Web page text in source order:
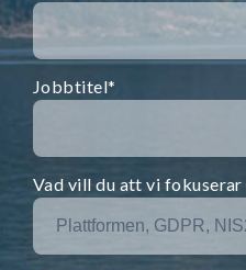
Jobbtitel*
Vad vill du att vi fokuserar